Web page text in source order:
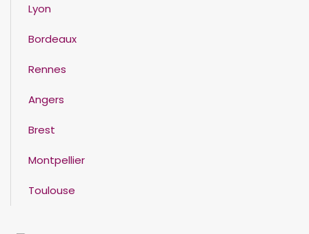
Lyon
Bordeaux
Rennes
Angers
Brest
Montpellier
Toulouse